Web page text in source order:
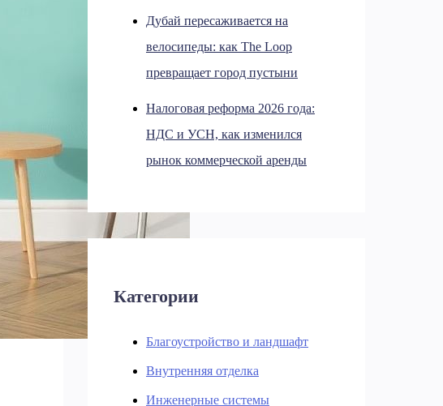
Дубай пересаживается на
велосипеды: как The Loop
превращает город пустыни
Налоговая реформа 2026 года:
НДС и УСН, как изменился
рынок коммерческой аренды
Категории
Благоустройство и ландшафт
Внутренняя отделка
Инженерные системы